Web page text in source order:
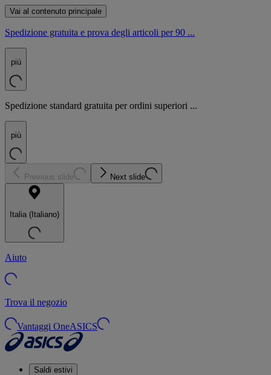
Vai al contenuto principale
Spedizione gratuita e prova degli articoli per 90 ...
più
Spedizione standard gratuita per ordini superiori ...
più
Previous slide Next slide
Italia (Italiano)
Aiuto
Trova il negozio
Vantaggi OneASICS
Saldi estivi